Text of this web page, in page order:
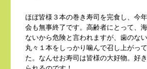
ほぼ皆様３本の巻き寿司を完食し、今
会も無事終了です。高齢者にとって、
ないから危険と言われますが、歯のない
丸々１本をしっかり噛んで召し上がっ
た。なんせお寿司は皆様の大好物。好